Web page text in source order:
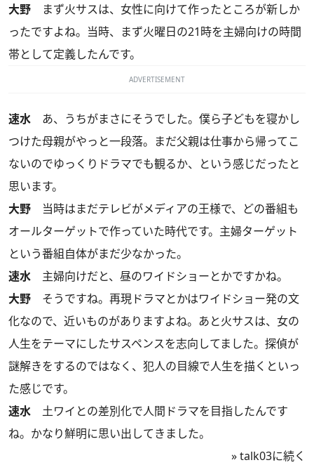
大野 まず火サスは、女性に向けて作ったところが新しか
ったですよね。当時、まず火曜日の21時を主婦向けの時間
帯として定義したんです。
ADVERTISEMENT
速水 あ、うちがまさにそうでした。僕ら子どもを寝かし
つけた母親がやっと一段落。まだ父親は仕事から帰ってこ
ないのでゆっくりドラマでも観るか、という感じだったと
思います。
大野 当時はまだテレビがメディアの王様で、どの番組も
オールターゲットで作っていた時代です。主婦ターゲット
という番組自体がまだ少なかった。
速水 主婦向けだと、昼のワイドショーとかですかね。
大野 そうですね。再現ドラマとかはワイドショー発の文
化なので、近いものがありますよね。あと火サスは、女の
人生をテーマにしたサスペンスを志向してました。探偵が
謎解きをするのではなく、犯人の目線で人生を描くといっ
た感じです。
速水 土ワイとの差別化で人間ドラマを目指したんです
ね。かなり鮮明に思い出してきました。
»talk03に続く